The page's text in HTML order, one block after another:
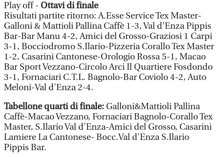
Play off - Ottavi di finale
Risultati partite ritorno: A.Esse Service Tex Master-
Galloni & Mattioli Pallina Caffè 1-3, Val d'Enza Pippis
Bar-Bar Manu 4-2, Amici del Grosso-Graziosi 1 Carpi
3-1, Bocciodromo S.Ilario-Pizzeria Corallo Tex Master
1-2, Casarini Cantonese-Orologio Rossa 5-1, Macao
Bar Sport Vezzano-Circolo Arci Il Quartiere Fosdondo
3-1, Fornaciari C.T.L. Bagnolo-Bar Coviolo 4-2, Auto
Meloni-Val d'Enza 2-4.
Tabellone quarti di finale:Galloni&Mattioli Pallina
Caffè-Macao Vezzano, Fornaciari Bagnolo-Corallo Tex
Master, S.Ilario Val d'Enza-Amici del Grosso, Casarini
Lamiere La Cantonese- Bocc.Val d'Enza S.Ilario
Pippis Bar.